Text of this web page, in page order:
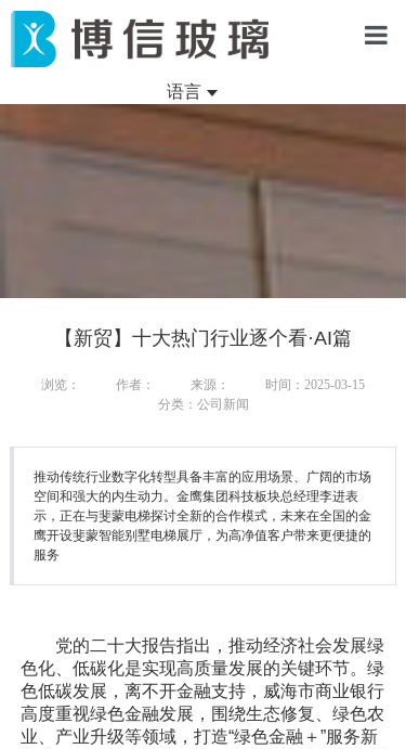
新
产
语言
【新贸】十大热门行业逐个看·AI篇
浏览： 作者： 来源：
时间：2025-03-15
分类：公司新闻
推动传统行业数字化转型具备丰富的应用场景、广阔的市场
空间和强大的内生动力。金鹰集团科技板块总经理李进表
示，正在与斐蒙电梯探讨全新的合作模式，未来在全国的金
鹰开设斐蒙智能别墅电梯展厅，为高净值客户带来更便捷的
服务
党的二十大报告指出，推动经济社会发展绿
色化、低碳化是实现高质量发展的关键环节。绿
色低碳发展，离不开金融支持，威海市商业银行
高度重视绿色金融发展，围绕生态修复、绿色农
业、产业升级等领域，打造“绿色金融＋”服务新